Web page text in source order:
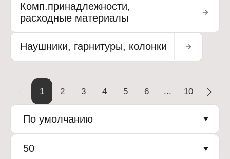
Комп.принадлежности,
расходные материалы
Наушники, гарнитуры, колонки
1 2 3 4 5 6 ... 10
По умолчанию
50